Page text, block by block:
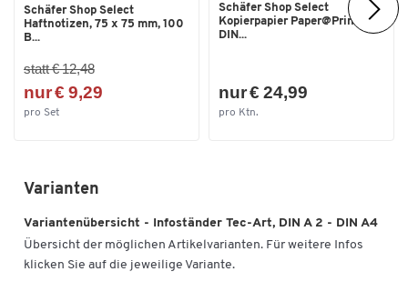
Schäfer Shop Select
Haftnotizen, 75 x 75 mm, 100
B...
statt € 12,48
nur € 9,29
pro Set
Schäfer Shop Select
Kopierpapier Paper@Print,
DIN...
nur € 24,99
pro Ktn.
Varianten
Variantenübersicht - Infoständer Tec-Art, DIN A 2 - DIN A4
Übersicht der möglichen Artikelvarianten. Für weitere Infos
klicken Sie auf die jeweilige Variante.